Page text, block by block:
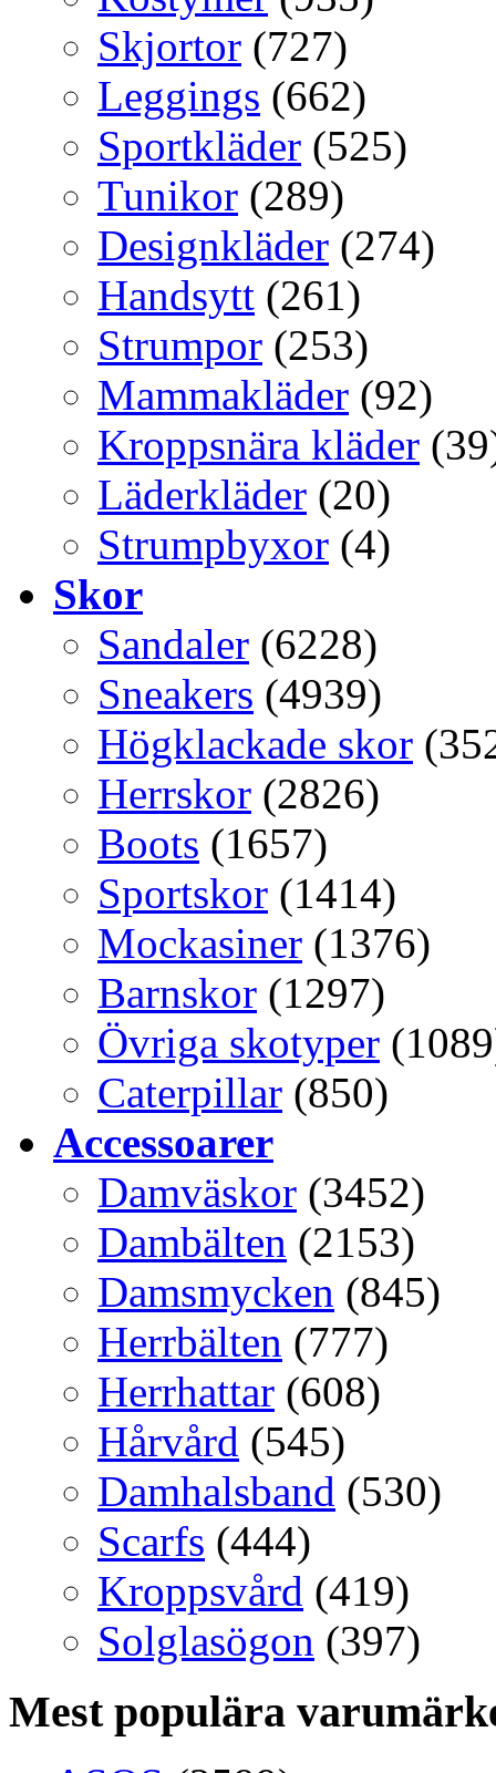
Skjortor (727)
Leggings (662)
Sportkläder (525)
Tunikor (289)
Designkläder (274)
Handsytt (261)
Strumpor (253)
Mammakläder (92)
Kroppsnära kläder
Läderkläder (20)
Strumpbyxor (4)
Skor
Sandaler (6228)
Sneakers (4939)
Högklackade skor
Herrskor (2826)
Boots (1657)
Sportskor (1414)
Mockasiner (1376)
Barnskor (1297)
Övriga skotyper
Caterpillar (850)
Accessoarer
Damväskor (3452)
Dambälten (2153)
Damsmycken (845)
Herrbälten (777)
Herrhattar (608)
Hårvård (545)
Damhalsband (530)
Scarfs (444)
Kroppsvård (419)
Solglasögon (397)
Mest populära